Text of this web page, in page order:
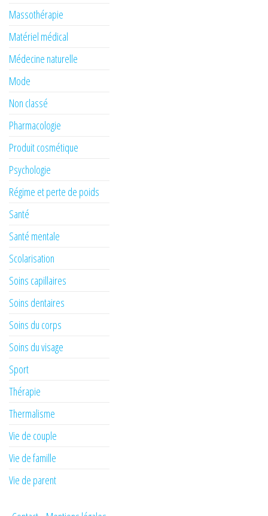
Massothérapie
Matériel médical
Médecine naturelle
Mode
Non classé
Pharmacologie
Produit cosmétique
Psychologie
Régime et perte de poids
Santé
Santé mentale
Scolarisation
Soins capillaires
Soins dentaires
Soins du corps
Soins du visage
Sport
Thérapie
Thermalisme
Vie de couple
Vie de famille
Vie de parent